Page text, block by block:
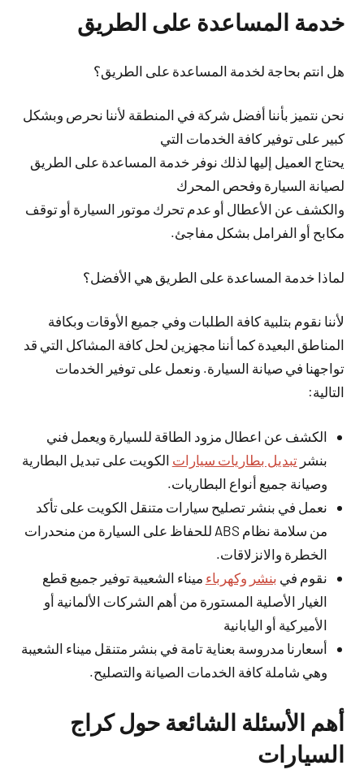
خدمة المساعدة على الطريق
هل انتم بحاجة لخدمة المساعدة على الطريق؟
نحن نتميز بأننا أفضل شركة في المنطقة لأننا نحرص وبشكل
كبير على توفير كافة الخدمات التي
يحتاج العميل إليها لذلك نوفر خدمة المساعدة على الطريق
لصيانة السيارة وفحص المحرك
والكشف عن الأعطال أو عدم تحرك موتور السيارة أو توقف
مكابح أو الفرامل بشكل مفاجئ.
لماذا خدمة المساعدة على الطريق هي الأفضل؟
لأننا نقوم بتلبية كافة الطلبات وفي جميع الأوقات وبكافة
المناطق البعيدة كما أننا مجهزين لحل كافة المشاكل التي قد
تواجهنا في صيانة السيارة. ونعمل على توفير الخدمات
التالية:
الكشف عن اعطال مزود الطاقة للسيارة ويعمل فني
بنشرتبديل بطاريات سيارات الكويت على تبديل البطارية
وصيانة جميع أنواع البطاريات.
نعمل في بنشر تصليح سيارات متنقل الكويت على تأكد
من سلامة نظام ABS للحفاظ على السيارة من منحدرات
الخطرة والانزلاقات.
نقوم في بنشر وكهرباء ميناء الشعيبة توفير جميع قطع
الغيار الأصلية المستورة من أهم الشركات الألمانية أو
الأميركية أو اليابانية
أسعارنا مدروسة بعناية تامة في بنشر متنقل ميناء الشعيبة
وهي شاملة كافة الخدمات الصيانة والتصليح.
أهم الأسئلة الشائعة حول كراج
السيارات